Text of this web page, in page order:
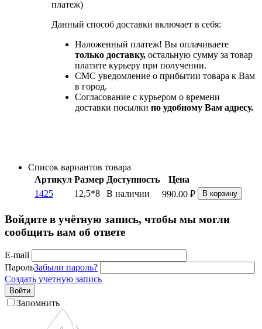
платеж)
Данный способ доставки включает в себя:
Наложенный платеж! Вы оплачиваете
только доставку, остальную сумму за товар
платите курьеру при получении.
СМС уведомление о прибытии товара к Вам
в город.
Согласование с курьером о времени
доставки посылки по удобному Вам адресу.
Список вариантов товара
Артикул Размер Доступность
Цена
1425
12,5*8 В наличии 990.00 ₽ В корзину
Войдите в учётную запись, чтобы мы могли
сообщить вам об ответе
E-mail
ПарольЗабыли пароль?
Создать учетную запись
Войти
Запомнить